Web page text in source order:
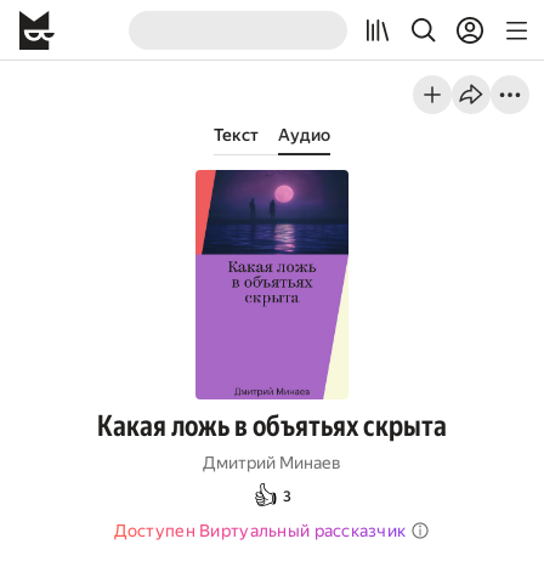
Текст Аудио
Какая ложь в объятьях скрыта
Дмитрий Минаев
👍 3
Доступен Виртуальный рассказчик